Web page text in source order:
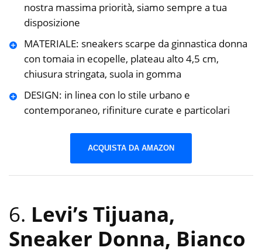
nostra massima priorità, siamo sempre a tua
disposizione
MATERIALE: sneakers scarpe da ginnastica donna
con tomaia in ecopelle, plateau alto 4,5 cm,
chiusura stringata, suola in gomma
DESIGN: in linea con lo stile urbano e
contemporaneo, rifiniture curate e particolari
ACQUISTA DA AMAZON
6. Levi’s Tijuana,
Sneaker Donna, Bianco